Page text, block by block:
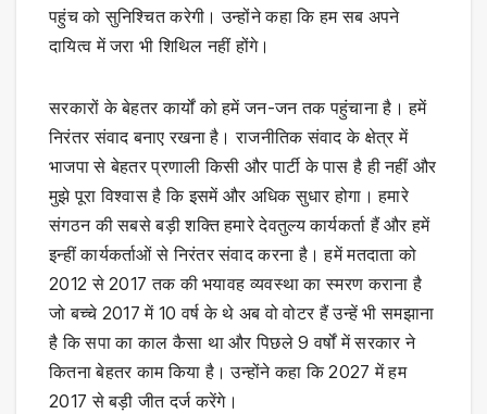
पहुंच को सुनिश्चित करेगी। उन्होंने कहा कि हम सब अपने
दायित्व में जरा भी शिथिल नहीं होंगे।
सरकारों के बेहतर कार्यों को हमें जन-जन तक पहुंचाना है। हमें
निरंतर संवाद बनाए रखना है। राजनीतिक संवाद के क्षेत्र में
भाजपा से बेहतर प्रणाली किसी और पार्टी के पास है ही नहीं और
मुझे पूरा विश्वास है कि इसमें और अधिक सुधार होगा। हमारे
संगठन की सबसे बड़ी शक्ति हमारे देवतुल्य कार्यकर्ता हैं और हमें
इन्हीं कार्यकर्ताओं से निरंतर संवाद करना है। हमें मतदाता को
2012 से 2017 तक की भयावह व्यवस्था का स्मरण कराना है
जो बच्चे 2017 में 10 वर्ष के थे अब वो वोटर हैं उन्हें भी समझाना
है कि सपा का काल कैसा था और पिछले 9 वर्षों में सरकार ने
कितना बेहतर काम किया है। उन्होंने कहा कि 2027 में हम
2017 से बड़ी जीत दर्ज करेंगे।